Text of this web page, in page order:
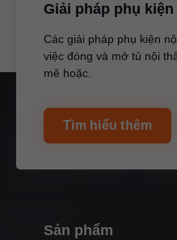
Giải pháp phụ
Các giải pháp phụ kiện
việc đóng và mở tủ nội
mê hoặc.
Tìm hiểu thêm
Sản phẩm